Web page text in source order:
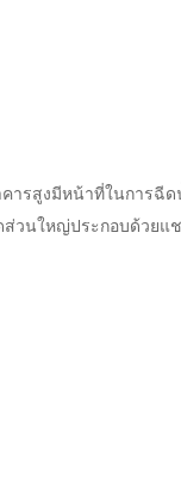
ารสูงมีหน้าที่ในการ
วนใหญ่ประกอบด้วย